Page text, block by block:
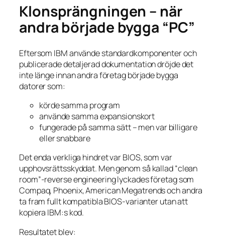
Klonsprängningen – när
andra började bygga “PC”
Eftersom IBM använde standardkomponenter och
publicerade detaljerad dokumentation dröjde det
inte länge innan andra företag började bygga
datorer som:
körde samma program
använde samma expansionskort
fungerade på samma sätt – men var billigare
eller snabbare
Det enda verkliga hindret var BIOS, som var
upphovsrättsskyddat. Men genom så kallad “clean
room”-reverse engineering lyckades företag som
Compaq, Phoenix, American Megatrends och andra
ta fram fullt kompatibla BIOS-varianter utan att
kopiera IBM:s kod.
Resultatet blev: